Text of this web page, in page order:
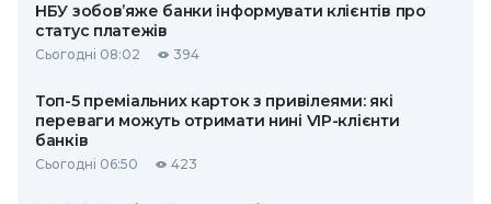
НБУ зобов’яже банки інформувати клієнтів про
статус платежів
Сьогодні 08:02 394
Топ-5 преміальних карток з привілеями: які
переваги можуть отримати нині VIP-клієнти
банків
Сьогодні 06:50 423